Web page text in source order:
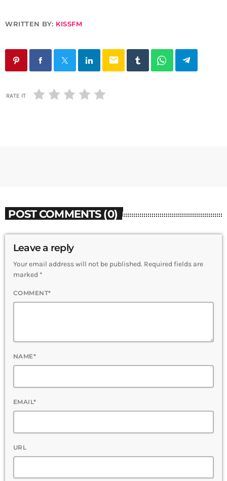
WRITTEN BY: KISSFM
email
RATE IT
POST COMMENTS (0)
Leave a reply
Your email address will not be published. Required fields are
marked *
COMMENT*
NAME*
EMAIL*
URL